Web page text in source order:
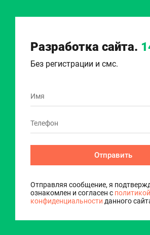
Разработка сайта.
Без регистрации и смс.
Отправить
Отправляя сообщение, я
ознакомлен и согласен с политикой
конфиденциальности данного